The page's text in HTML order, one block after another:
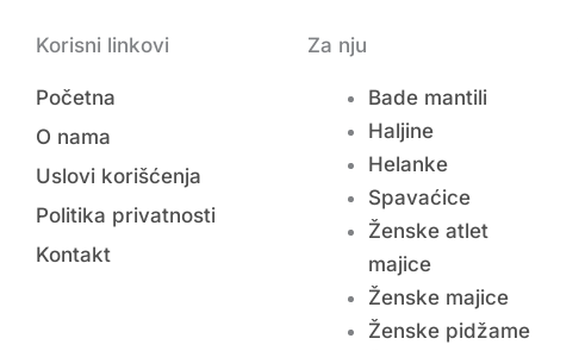
Korisni linkovi
Početna
O nama
Uslovi korišćenja
Politika privatnosti
Kontakt
Za nju
Bade mantili
Haljine
Helanke
Spavaćice
Ženske atlet
majice
Ženske majice
Ženske pidžame